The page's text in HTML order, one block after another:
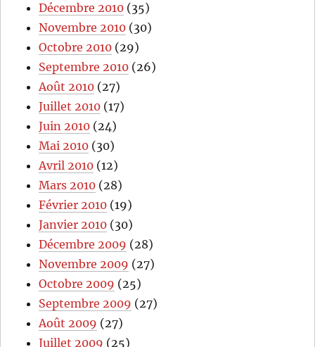
Décembre 2010 (35)
Novembre 2010 (30)
Octobre 2010 (29)
Septembre 2010 (26)
Août 2010 (27)
Juillet 2010 (17)
Juin 2010 (24)
Mai 2010 (30)
Avril 2010 (12)
Mars 2010 (28)
Février 2010 (19)
Janvier 2010 (30)
Décembre 2009 (28)
Novembre 2009 (27)
Octobre 2009 (25)
Septembre 2009 (27)
Août 2009 (27)
Juillet 2009 (25)